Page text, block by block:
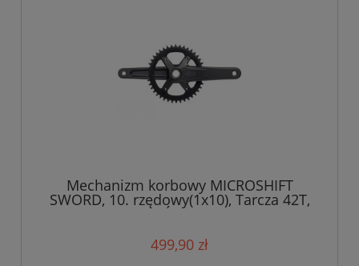
Mechanizm korbowy MICROSHIFT
SWORD, 10. rzędowy(1x10), Tarcza 42T,
Ramię 172,5mm, Średnica wałku 24mm
499,90 zł